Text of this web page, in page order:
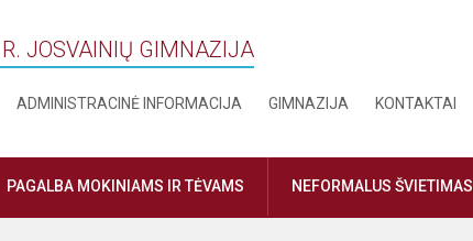
JOSVAINIŲ GIMNAZIJA
ADMINISTRACINĖ INFORMACIJA GIMNAZIJA KONTAKTAI
PAGALBA MOKINIAMS IR TĖVAMS NEFORMALUS ŠVIETIMAS